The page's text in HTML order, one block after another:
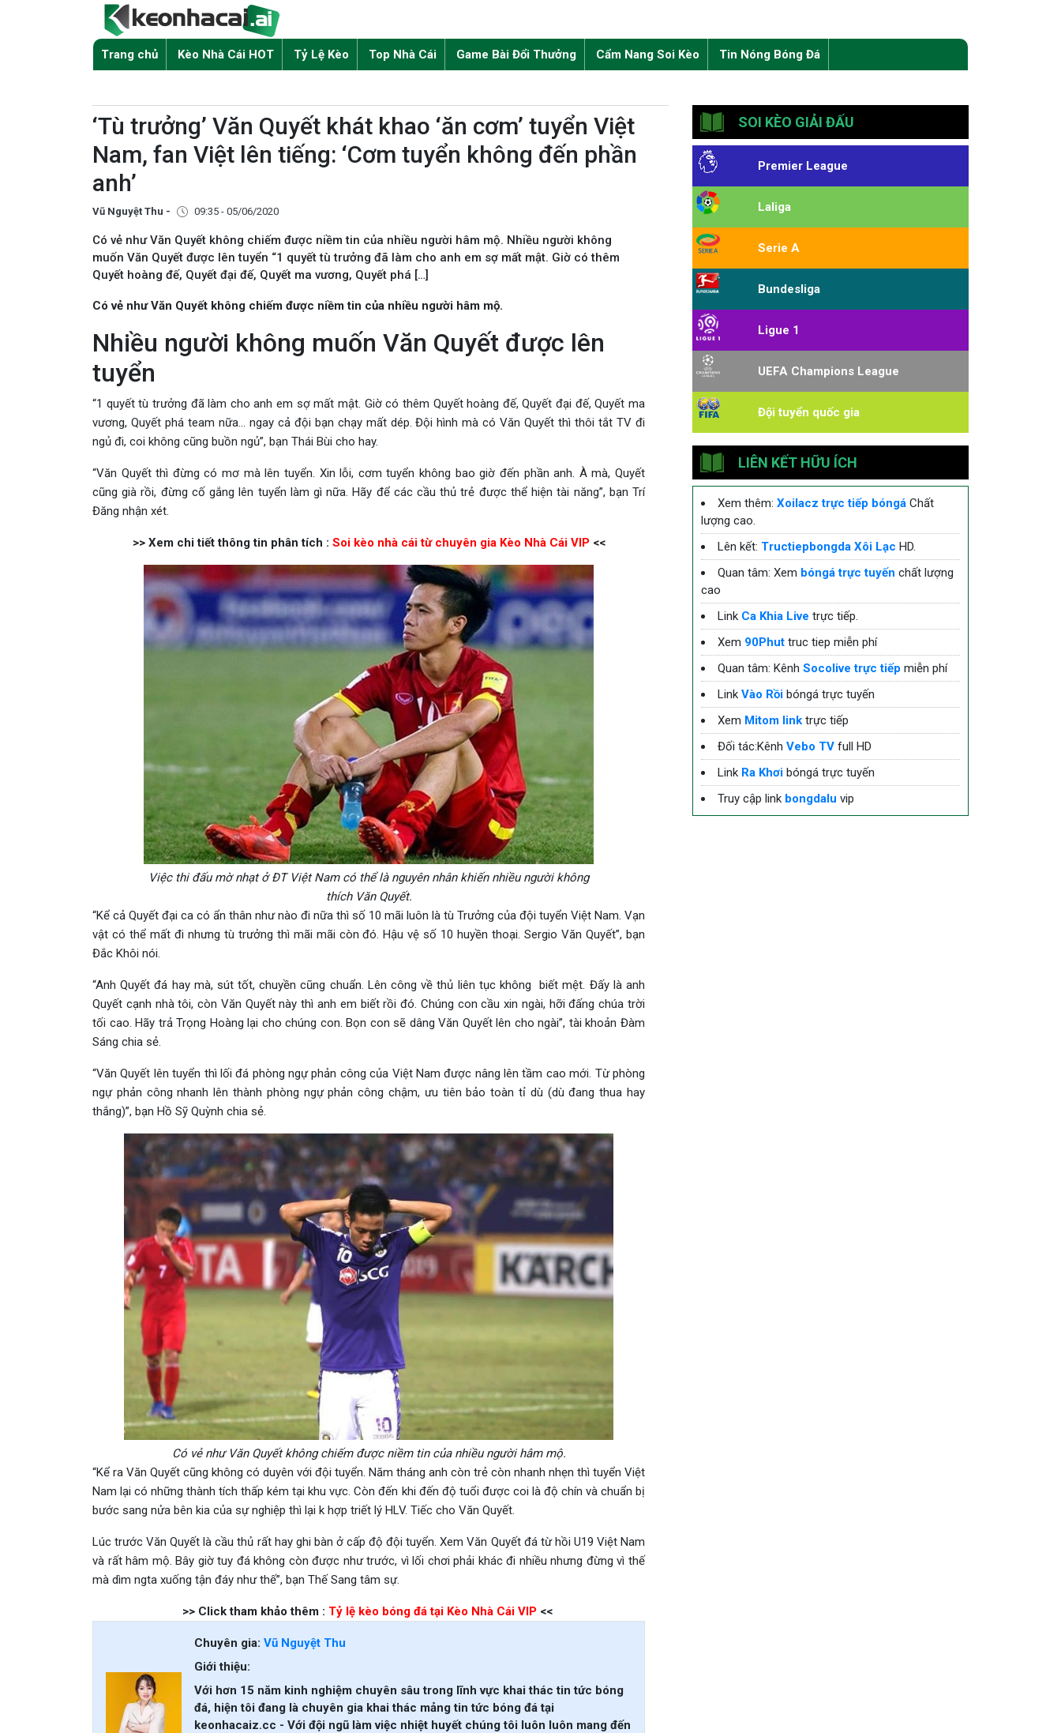
Trang chủ Kèo Nhà Cái HOT Tỷ Lệ Kèo Top Nhà Cái Game Bài Đổi Thưởng Cẩm Nang Soi Kèo Tin Nóng Bóng Đá
‘Tù trưởng’ Văn Quyết khát khao ‘ăn cơm’ tuyển Việt
Nam, fan Việt lên tiếng: ‘Cơm tuyển không đến phần
anh’
Vũ Nguyệt Thu - 09:35 - 05/06/2020
Có vẻ như Văn Quyết không chiếm được niềm tin của nhiều người hâm mộ. Nhiều người không
muốn Văn Quyết được lên tuyển “1 quyết tù trưởng đã làm cho anh em sợ mất mật. Giờ có thêm
Quyết hoàng đế, Quyết đại đế, Quyết ma vương, Quyết phá […]
Có vẻ như Văn Quyết không chiếm được niềm tin của nhiều người hâm mộ.
Nhiều người không muốn Văn Quyết được lên
tuyển
“1 quyết tù trưởng đã làm cho anh em sợ mất mật. Giờ có thêm Quyết hoàng đế, Quyết đại đế, Quyết ma
vương, Quyết phá team nữa… ngay cả đội bạn chạy mất dép. Đội hình mà có Văn Quyết thì thôi tắt TV đi
ngủ đi, coi không cũng buồn ngủ”, bạn Thái Bùi cho hay.
“Văn Quyết thì đừng có mơ mà lên tuyển. Xin lỗi, cơm tuyển không bao giờ đến phần anh. À mà, Quyết
cũng già rồi, đừng cố gắng lên tuyển làm gì nữa. Hãy để các cầu thủ trẻ được thể hiện tài năng”, bạn Trí
Đăng nhận xét.
>> Xem chi tiết thông tin phân tích : Soi kèo nhà cái từ chuyên gia Kèo Nhà Cái VIP <<
Việc thi đấu mờ nhạt ở ĐT Việt Nam có thể là nguyên nhân khiến nhiều người không
thích Văn Quyết.
“Kể cả Quyết đại ca có ẩn thân như nào đi nữa thì số 10 mãi luôn là tù Trưởng của đội tuyển Việt Nam. Vạn
vật có thể mất đi nhưng tù trưởng thì mãi mãi còn đó. Hậu vệ số 10 huyền thoại. Sergio Văn Quyết”, bạn
Đắc Khôi nói.
“Anh Quyết đá hay mà, sút tốt, chuyền cũng chuẩn. Lên công về thủ liên tục không biết mệt. Đấy là anh
Quyết cạnh nhà tôi, còn Văn Quyết này thì anh em biết rồi đó. Chúng con cầu xin ngài, hỡi đấng chúa trời
tối cao. Hãy trả Trọng Hoàng lại cho chúng con. Bọn con sẽ dâng Văn Quyết lên cho ngài”, tài khoản Đàm
Sáng chia sẻ.
“Văn Quyết lên tuyển thì lối đá phòng ngự phản công của Việt Nam được nâng lên tầm cao mới. Từ phòng
ngự phản công nhanh lên thành phòng ngự phản công chậm, ưu tiên bảo toàn tỉ dù (dù đang thua hay
thắng)”, bạn Hồ Sỹ Quỳnh chia sẻ.
Có vẻ như Văn Quyết không chiếm được niềm tin của nhiều người hâm mộ.
“Kể ra Văn Quyết cũng không có duyên với đội tuyển. Năm tháng anh còn trẻ còn nhanh nhẹn thì tuyển Việt
Nam lại có những thành tích thấp kém tại khu vực. Còn đến khi đến độ tuổi được coi là độ chín và chuẩn bị
bước sang nửa bên kia của sự nghiệp thì lại k hợp triết lý HLV. Tiếc cho Văn Quyết.
Lúc trước Văn Quyết là cầu thủ rất hay ghi bàn ở cấp độ đội tuyển. Xem Văn Quyết đá từ hồi U19 Việt Nam
và rất hâm mộ. Bây giờ tuy đá không còn được như trước, vì lối chơi phải khác đi nhiều nhưng đừng vì thế
mà dìm ngta xuống tận đáy như thế”, bạn Thế Sang tâm sự.
>> Click tham khảo thêm : Tỷ lệ kèo bóng đá tại Kèo Nhà Cái VIP <<
Chuyên gia: Vũ Nguyệt Thu
Giới thiệu:
Với hơn 15 năm kinh nghiệm chuyên sâu trong lĩnh vực khai thác tin tức bóng
đá, hiện tôi đang là chuyên gia khai thác mảng tin tức bóng đá tại
keonhacaiz.cc - Với đội ngũ làm việc nhiệt huyết chúng tôi luôn luôn mang đến
SOI KÈO GIẢI ĐẤU
Premier League
Laliga
Serie A
Bundesliga
Ligue 1
UEFA Champions League
Đội tuyển quốc gia
LIÊN KẾT HỮU ÍCH
Xem thêm: Xoilacz trực tiếp bóngá Chất
lượng cao.
Lên kết: Tructiepbongda Xôi Lạc HD.
Quan tâm: Xem bóngá trực tuyến chất lượng
cao
Link Ca Khia Live trực tiếp.
Xem 90Phut truc tiep miễn phí
Quan tâm: Kênh Socolive trực tiếp miễn phí
Link Vào Rồi bóngá trực tuyến
Xem Mitom link trực tiếp
Đối tác:Kênh Vebo TV full HD
Link Ra Khơi bóngá trực tuyến
Truy cập link bongdalu vip